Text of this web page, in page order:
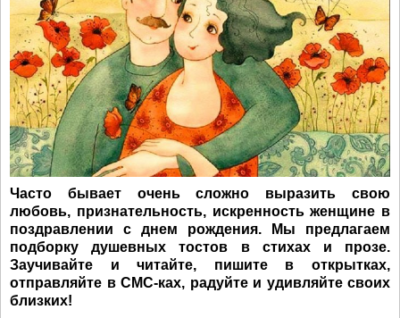
Часто бывает очень сложно выразить свою
любовь, признательность, искренность женщине в
поздравлении с днем рождения. Мы предлагаем
подборку душевных тостов в стихах и прозе.
Заучивайте и читайте, пишите в открытках,
отправляйте в СМС-ках, радуйте и удивляйте своих
близких!